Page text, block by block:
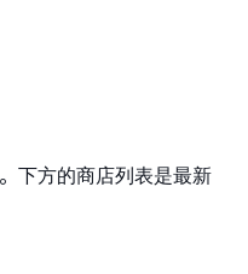
下方的商店列表是最新